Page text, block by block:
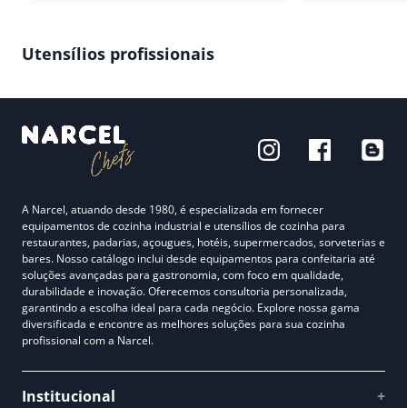
Utensílios profissionais
A Narcel, atuando desde 1980, é especializada em fornecer
equipamentos de cozinha industrial e utensílios de cozinha para
restaurantes, padarias, açougues, hotéis, supermercados, sorveterias e
bares. Nosso catálogo inclui desde equipamentos para confeitaria até
soluções avançadas para gastronomia, com foco em qualidade,
durabilidade e inovação. Oferecemos consultoria personalizada,
garantindo a escolha ideal para cada negócio. Explore nossa gama
diversificada e encontre as melhores soluções para sua cozinha
profissional com a Narcel.
Institucional +